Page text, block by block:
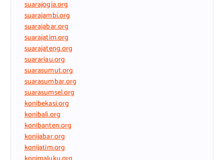
suarajogja.org
suarajambi.org
suarajabar.org
suarajatim.org
suarajateng.org
suarariau.org
suarasumut.org
suarasumbar.org
suarasumsel.org
konibekasi.org
konibali.org
konibanten.org
konijabar.org
konijatim.org